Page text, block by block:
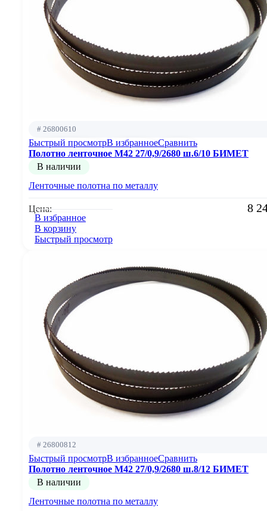
# 26800610
Быстрый просмотрВ избранноеСравнить
Полотно ленточное М42 27/0,9/2680 ш.6/10 БИМЕТ
В наличии
Ленточные полотна по металлу
Цена: 8
В избранное
В корзину
Быстрый просмотр
# 26800812
Быстрый просмотрВ избранноеСравнить
Полотно ленточное М42 27/0,9/2680 ш.8/12 БИМЕТ
В наличии
Ленточные полотна по металлу